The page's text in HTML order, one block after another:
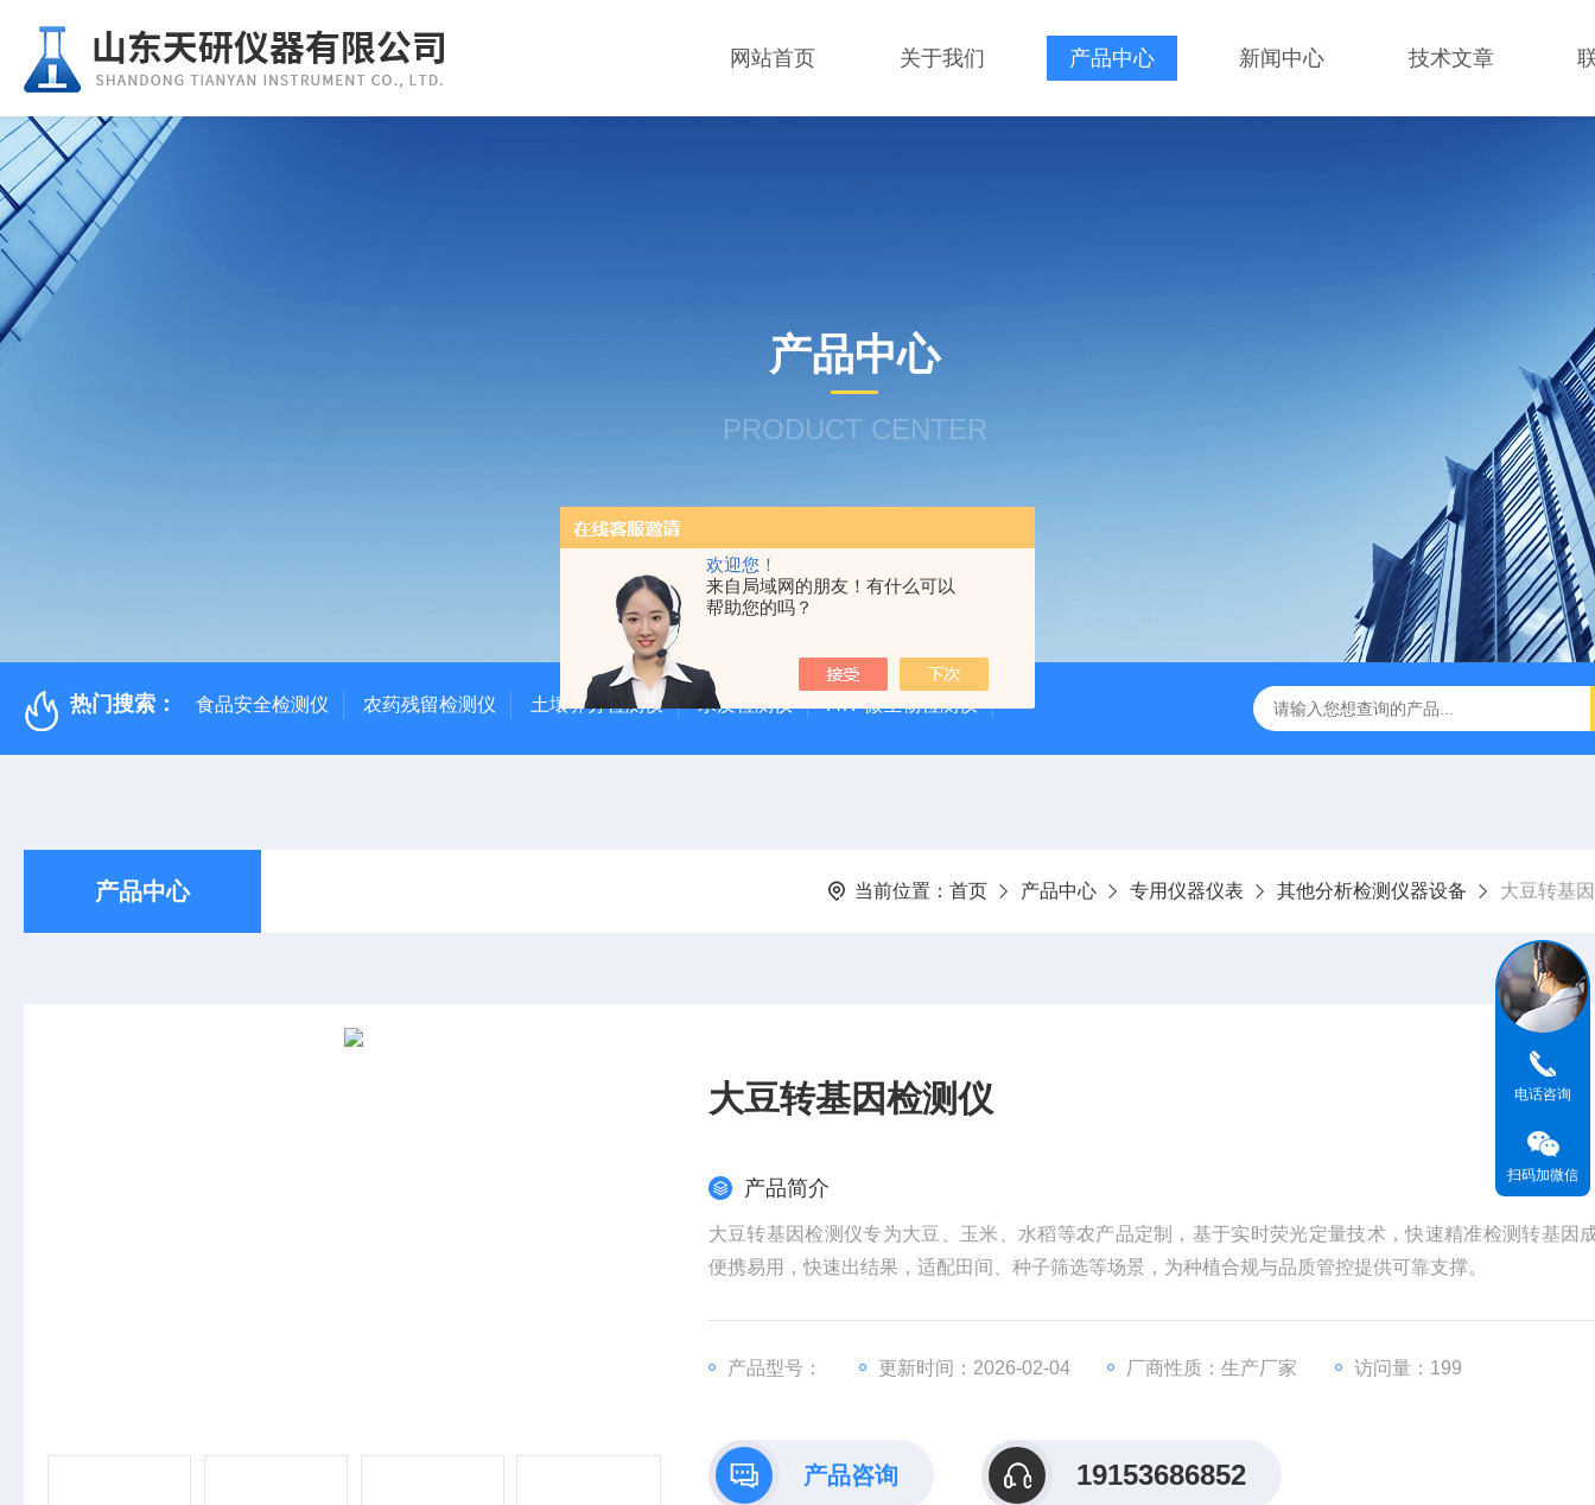
欢迎您！
来自局域网的朋友！有什么可以
帮助您的吗？
网站首页 关于我们 产品中心 新闻中心 技术文章
产品中心
PRODUCT CENTER
热门搜索： 食品安全检测仪 农药残留检测仪 土壤养分检测仪 水质检测仪 ATP微生物检测仪
产品中心 当前位置： 首页 产品中心 专用仪器仪表 其他分析检测仪器设备 大豆转基
大豆转基因检测仪
产品简介
大豆转基因检测仪专为大豆、玉米、水稻等农产品定制，基于实时荧光定量技术，快速精准检测转基因
便携易用，快速出结果，适配田间、种子筛选等场景，为种植合规与品质管控提供可靠支撑。
产品型号： 更新时间：2026-02-04 厂商性质：生产厂家 访问量：199
产品咨询 19153686852
电话咨询
扫码加微信